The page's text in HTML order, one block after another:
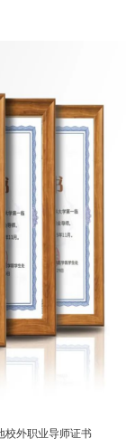
校外职业导师证书